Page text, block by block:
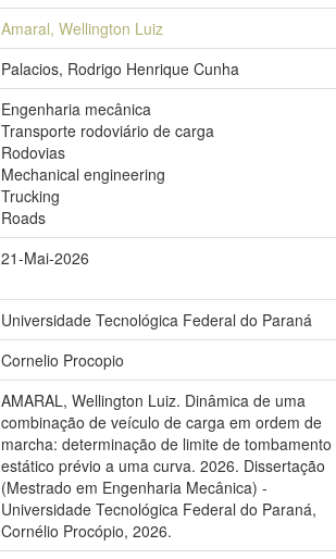
Amaral, Wellington Luiz
Palacios, Rodrigo Henrique Cunha
Engenharia mecânica
Transporte rodoviário de carga
Rodovias
Mechanical engineering
Trucking
Roads
21-Mai-2026
Universidade Tecnológica Federal do Paraná
Cornelio Procopio
AMARAL, Wellington Luiz. Dinâmica de uma
combinação de veículo de carga em ordem de
marcha: determinação de limite de tombamento
estático prévio a uma curva. 2026. Dissertação
(Mestrado em Engenharia Mecânica) -
Universidade Tecnológica Federal do Paraná,
Cornélio Procópio, 2026.